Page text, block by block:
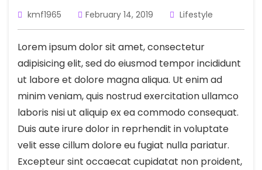
kmf1965 February 14, 2019 Lifestyle
Lorem ipsum dolor sit amet, consectetur
adipisicing elit, sed do eiusmod tempor incididunt
ut labore et dolore magna aliqua. Ut enim ad
minim veniam, quis nostrud exercitation ullamco
laboris nisi ut aliquip ex ea commodo consequat.
Duis aute irure dolor in reprhendit in voluptate
velit esse cillum dolore eu fugiat nulla pariatur.
Excepteur sint occaecat cupidatat non proident,